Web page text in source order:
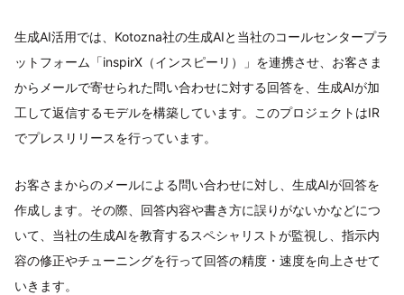
生成AI活用では、Kotozna社の生成AIと当社のコールセンタープラ
ットフォーム「inspirX（インスピーリ）」を連携させ、お客さま
からメールで寄せられた問い合わせに対する回答を、生成AIが加
工して返信するモデルを構築しています。このプロジェクトはIR
でプレスリリースを行っています。
お客さまからのメールによる問い合わせに対し、生成AIが回答を
作成します。その際、回答内容や書き方に誤りがないかなどにつ
いて、当社の生成AIを教育するスペシャリストが監視し、指示内
容の修正やチューニングを行って回答の精度・速度を向上させて
いきます。